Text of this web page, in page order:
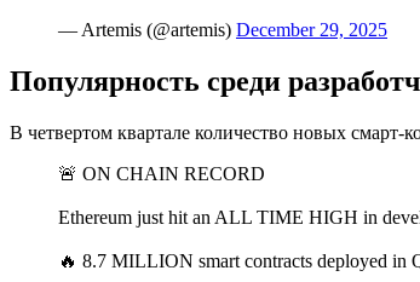
— Artemis (@artemis) December 29, 2025
Популярность среди
В четвертом квартале количество новых
🚨 ON CHAIN RECORD
Ethereum just hit an ALL TIME HIGH in
🔥 8.7 MILLION smart contracts deployed in